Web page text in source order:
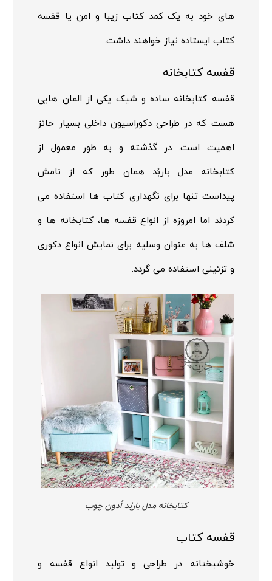
های خود به یک کمد کتاب زیبا و امن یا قفسه
کتاب ایستاده نیاز خواهند داشت.
قفسه کتابخانه
قفسه کتابخانه ساده و شیک یکی از المان هایی
هست که در طراحی دکوراسیون داخلی بسیار حائز
اهمیت است. در گذشته و به طور معمول از
کتابخانه مدل باربُد همان طور که از نامش
پیداست تنها برای نگهداری کتاب ها استفاده می
کردند اما امروزه از انواع قفسه ها، کتابخانه ها و
شلف ها به عنوان وسلیه برای نمایش انواع دکوری
و تزئینی استفاده می گردد.
کتابخانه مدل باربُد اُدون چوب
قفسه کتاب
خوشبختانه در طراحی و تولید انواع قفسه و